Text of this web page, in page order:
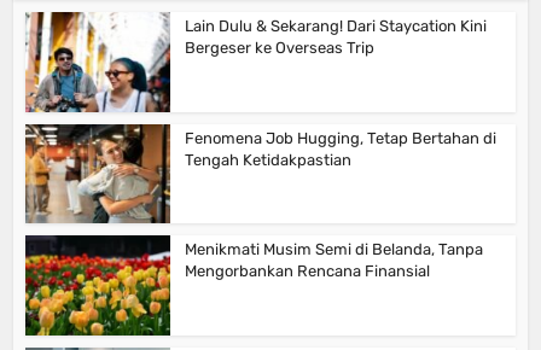
Lain Dulu & Sekarang! Dari Staycation Kini
Bergeser ke Overseas Trip
Fenomena Job Hugging, Tetap Bertahan di
Tengah Ketidakpastian
Menikmati Musim Semi di Belanda, Tanpa
Mengorbankan Rencana Finansial